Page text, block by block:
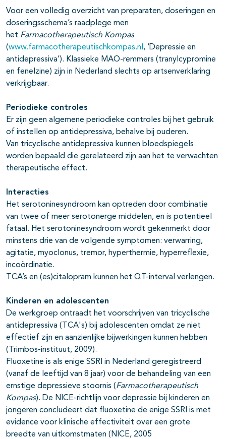
Voor een volledig overzicht van preparaten, doseringen en
doseringsschema’s raadplege men
het Farmacotherapeutisch Kompas
(www.farmacotherapeutischkompas.nl , ‘Depressie en
antidepressiva’). Klassieke MAO-remmers (tranylcypromine
en fenelzine) zijn in Nederland slechts op artsenverklaring
verkrijgbaar.
Periodieke controles
Er zijn geen algemene periodieke controles bij het gebruik
of instellen op antidepressiva, behalve bij ouderen.
Van tricyclische antidepressiva kunnen bloedspiegels
worden bepaald die gerelateerd zijn aan het te verwachten
therapeutische effect.
Interacties
Het serotoninesyndroom kan optreden door combinatie
van twee of meer serotonerge middelen, en is potentieel
fataal. Het serotoninesyndroom wordt gekenmerkt door
minstens drie van de volgende symptomen: verwarring,
agitatie, myoclonus, tremor, hyperthermie, hyperreflexie,
incoördinatie.
TCA’s en (es)citalopram kunnen het QT-interval verlengen.
Kinderen en adolescenten
De werkgroep ontraadt het voorschrijven van tricyclische
antidepressiva (TCA's) bij adolescenten omdat ze niet
effectief zijn en aanzienlijke bijwerkingen kunnen hebben
(Trimbos-instituut, 2009).
Fluoxetine is als enige SSRI in Nederland geregistreerd
(vanaf de leeftijd van 8 jaar) voor de behandeling van een
ernstige depressieve stoornis (Farmacotherapeutisch
Kompas). De NICE-richtlijn voor depressie bij kinderen en
jongeren concludeert dat fluoxetine de enige SSRI is met
evidence voor klinische effectiviteit over een grote
breedte van uitkomstmaten (NICE, 2005